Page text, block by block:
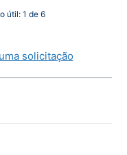
útil: 1 de 6
solicitação